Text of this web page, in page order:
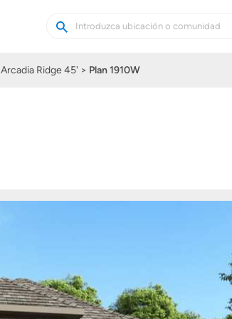
Buscar
casas
Buscar
Arcadia Ridge 45' Plan 1910W